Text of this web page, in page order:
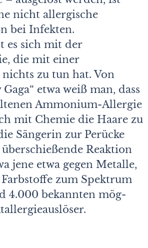
nicht allergische
bei Infekten.
es sich mit der
die mit einer
zu tun hat. Von
etwa weiß man, dass
Ammonium-Allergie
mit Chemie die Haare zu
Sängerin zur Perücke
Reaktion
jene etwa gegen Metalle,
zum Spektrum
4.000 bekannten mög­